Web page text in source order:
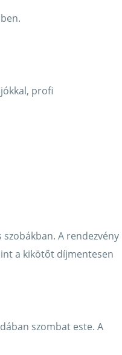
profi
A rendezvény
a kikötőt díjmentesen
szombat este. A